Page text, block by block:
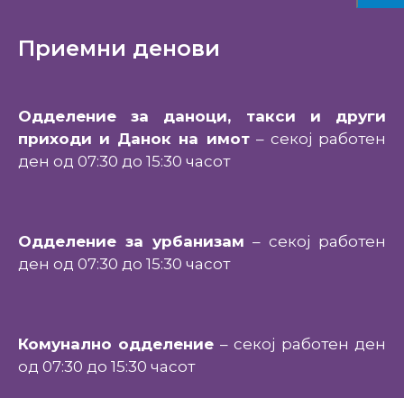
Приемни денови
Одделение за даноци, такси и други
приходи и Данок на имот– секој работен
ден од 07:30 до 15:30 часот
Одделение за урбанизам – секој работен
ден од 07:30 до 15:30 часот
Комунално одделение – секој работен ден
од 07:30 до 15:30 часот